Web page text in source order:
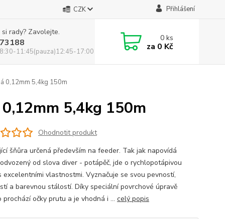
CZK Přihlášení
rady? Zavolejte.
11:45(pauza)12:45-17:00
0ks
za 0 Kč
0,12mm 5,4kg 150m
5,4kg 150m
Ohodnotit produkt
šňůra určená především na feeder. Tak jak napovídá
od slova diver - potápěč, jde o rychlopotápivou
excelentními vlastnostmi. Vyznačuje se svou pevností,
a barevnou stálostí. Díky speciální povrchové úpravě
prochází očky prutu a je vhodná i ... celý popis